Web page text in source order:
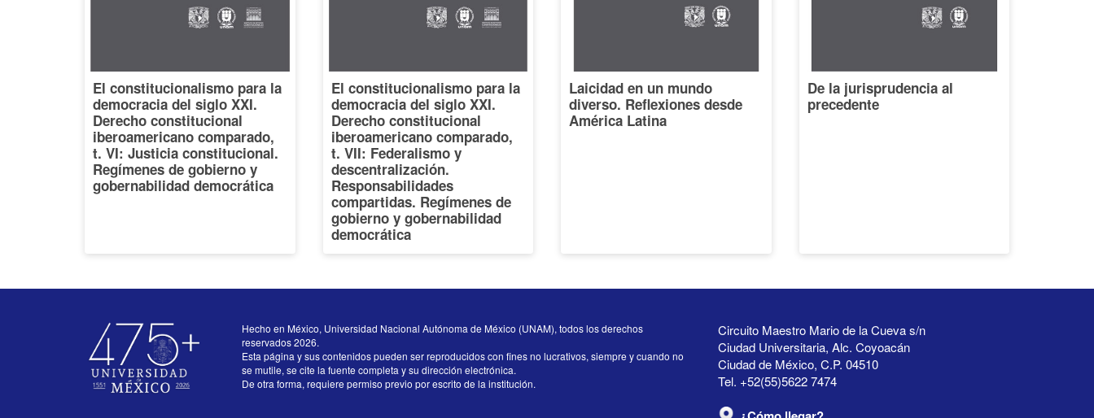
El constitucionalismo para la
democracia del siglo XXI.
Derecho constitucional
iberoamericano comparado,
t. VI: Justicia constitucional.
Regímenes de gobierno y
gobernabilidad democrática
El constitucionalismo para la
democracia del siglo XXI.
Derecho constitucional
iberoamericano comparado,
t. VII: Federalismo y
descentralización.
Responsabilidades
compartidas. Regímenes de
gobierno y gobernabilidad
democrática
Laicidad en un mundo
diverso. Reflexiones desde
América Latina
De la jurisprudencia al
precedente
Circuito Maestro Mario de la Cueva s/n
Ciudad Universitaria, Alc. Coyoacán
Ciudad de México, C.P. 04510
Tel. +52(55)5622 7474
Hecho en México, Universidad Nacional Autónoma de México (UNAM), todos los derechos
reservados 2026.
Esta página y sus contenidos pueden ser reproducidos con fines no lucrativos, siempre y cuando no
se mutile, se cite la fuente completa y su dirección electrónica.
De otra forma, requiere permiso previo por escrito de la institución.